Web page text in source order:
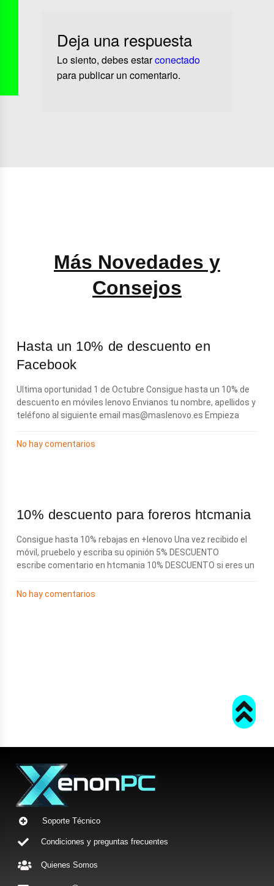
Deja una respuesta
Lo siento, debes estarconectado
para publicar un comentario.
Más Novedades y
Consejos
Hasta un 10% de descuento en
Facebook
Ultima oportunidad 1 de Octubre Consigue hasta un 10% de
descuento en móviles lenovo Envianos tu nombre, apellidos y
teléfono al siguiente email mas@maslenovo.es Empieza
No hay comentarios
10% descuento para foreros htcmania
Consigue hasta 10% rebajas en +lenovo Una vez recibido el
móvil, pruebelo y escriba su opinión 5% DESCUENTO
escribe comentario en htcmania 10% DESCUENTO si eres un
No hay comentarios
Soporte Técnico
Condiciones y preguntas frecuentes
Quienes Somos